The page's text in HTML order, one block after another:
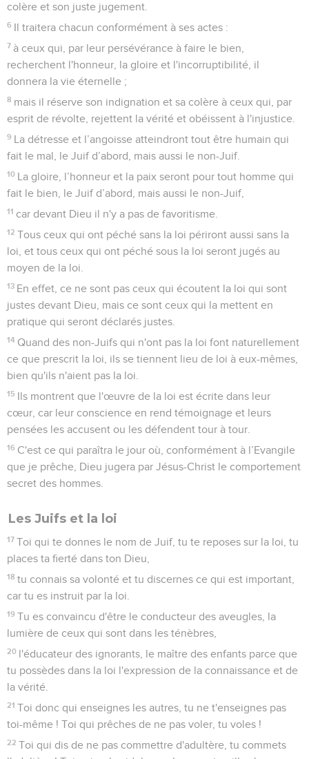
colère et son juste jugement.
6 Il traitera chacun conformément à ses actes :
7 à ceux qui, par leur persévérance à faire le bien,
recherchent l'honneur, la gloire et l'incorruptibilité, il
donnera la vie éternelle ;
8 mais il réserve son indignation et sa colère à ceux qui, par
esprit de révolte, rejettent la vérité et obéissent à l'injustice.
9 La détresse et l’angoisse atteindront tout être humain qui
fait le mal, le Juif d’abord, mais aussi le non-Juif.
10 La gloire, l’honneur et la paix seront pour tout homme qui
fait le bien, le Juif d’abord, mais aussi le non-Juif,
11 car devant Dieu il n'y a pas de favoritisme.
12 Tous ceux qui ont péché sans la loi périront aussi sans la
loi, et tous ceux qui ont péché sous la loi seront jugés au
moyen de la loi.
13 En effet, ce ne sont pas ceux qui écoutent la loi qui sont
justes devant Dieu, mais ce sont ceux qui la mettent en
pratique qui seront déclarés justes.
14 Quand des non-Juifs qui n'ont pas la loi font naturellement
ce que prescrit la loi, ils se tiennent lieu de loi à eux-mêmes,
bien qu'ils n'aient pas la loi.
15 Ils montrent que l'œuvre de la loi est écrite dans leur
cœur, car leur conscience en rend témoignage et leurs
pensées les accusent ou les défendent tour à tour.
16 C'est ce qui paraîtra le jour où, conformément à l’Evangile
que je prêche, Dieu jugera par Jésus-Christ le comportement
secret des hommes.
Les Juifs et la loi
17 Toi qui te donnes le nom de Juif, tu te reposes sur la loi, tu
places ta fierté dans ton Dieu,
18 tu connais sa volonté et tu discernes ce qui est important,
car tu es instruit par la loi.
19 Tu es convaincu d'être le conducteur des aveugles, la
lumière de ceux qui sont dans les ténèbres,
20 l'éducateur des ignorants, le maître des enfants parce que
tu possèdes dans la loi l'expression de la connaissance et de
la vérité.
21 Toi donc qui enseignes les autres, tu ne t'enseignes pas
toi-même ! Toi qui prêches de ne pas voler, tu voles !
22 Toi qui dis de ne pas commettre d'adultère, tu commets